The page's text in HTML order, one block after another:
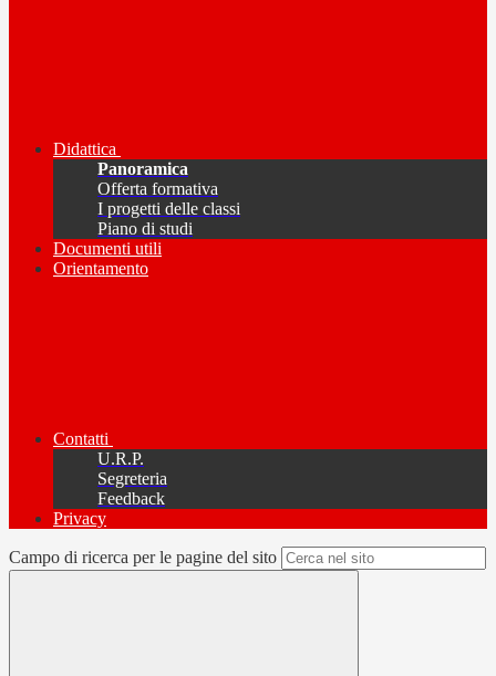
Didattica
Panoramica
Offerta formativa
I progetti delle classi
Piano di studi
Documenti utili
Orientamento
Contatti
U.R.P.
Segreteria
Feedback
Privacy
Campo di ricerca per le pagine del sito